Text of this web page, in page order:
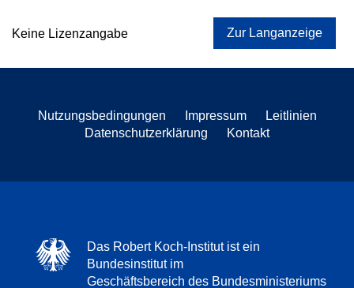
Keine Lizenzangabe Zur Langanzeige
Nutzungsbedingungen Impressum
Leitlinien
Datenschutzerklärung
Kontakt
Das Robert Koch-Institut ist ein
Bundesinstitut im
Geschäftsbereich des Bundesministeriums